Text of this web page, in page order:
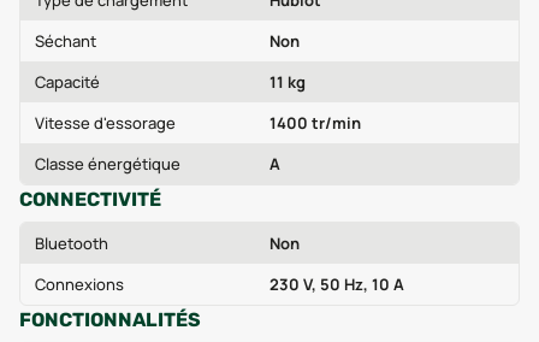
Séchant
Non
Capacité
11 kg
Vitesse d'essorage
1400 tr/min
Classe énergétique
A
CONNECTIVITÉ
Bluetooth
Non
Connexions
230 V, 50 Hz, 10 A
FONCTIONNALITÉS